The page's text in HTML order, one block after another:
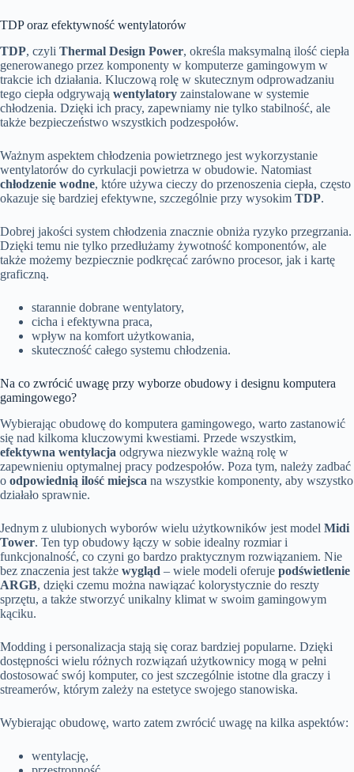
TDP oraz efektywność wentylatorów
TDP, czyli Thermal Design Power, określa maksymalną ilość ciepła
generowanego przez komponenty w komputerze gamingowym w
trakcie ich działania. Kluczową rolę w skutecznym odprowadzaniu
tego ciepła odgrywają wentylatory zainstalowane w systemie
chłodzenia. Dzięki ich pracy, zapewniamy nie tylko stabilność, ale
także bezpieczeństwo wszystkich podzespołów.
Ważnym aspektem chłodzenia powietrznego jest wykorzystanie
wentylatorów do cyrkulacji powietrza w obudowie. Natomiast
chłodzenie wodne, które używa cieczy do przenoszenia ciepła, często
okazuje się bardziej efektywne, szczególnie przy wysokim TDP.
Dobrej jakości system chłodzenia znacznie obniża ryzyko przegrzania.
Dzięki temu nie tylko przedłużamy żywotność komponentów, ale
także możemy bezpiecznie podkręcać zarówno procesor, jak i kartę
graficzną.
starannie dobrane wentylatory,
cicha i efektywna praca,
wpływ na komfort użytkowania,
skuteczność całego systemu chłodzenia.
Na co zwrócić uwagę przy wyborze obudowy i designu komputera
gamingowego?
Wybierając obudowę do komputera gamingowego, warto zastanowić
się nad kilkoma kluczowymi kwestiami. Przede wszystkim,
efektywna wentylacja odgrywa niezwykle ważną rolę w
zapewnieniu optymalnej pracy podzespołów. Poza tym, należy zadbać
o odpowiednią ilość miejsca na wszystkie komponenty, aby wszystko
działało sprawnie.
Jednym z ulubionych wyborów wielu użytkowników jest model Midi
Tower. Ten typ obudowy łączy w sobie idealny rozmiar i
funkcjonalność, co czyni go bardzo praktycznym rozwiązaniem. Nie
bez znaczenia jest także wygląd – wiele modeli oferuje podświetlenie
ARGB, dzięki czemu można nawiązać kolorystycznie do reszty
sprzętu, a także stworzyć unikalny klimat w swoim gamingowym
kąciku.
Modding i personalizacja stają się coraz bardziej popularne. Dzięki
dostępności wielu różnych rozwiązań użytkownicy mogą w pełni
dostosować swój komputer, co jest szczególnie istotne dla graczy i
streamerów, którym zależy na estetyce swojego stanowiska.
Wybierając obudowę, warto zatem zwrócić uwagę na kilka aspektów:
wentylację,